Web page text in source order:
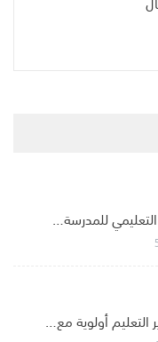
التعليمي للمدرسة…
التعليم أولوية مع…